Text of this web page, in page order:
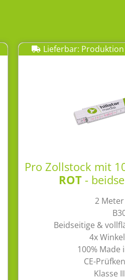
Lieferbar:
Pro Zollstock mit
ROT-
2
Beidseitige &
4x
100% Made
CE-
Klasse